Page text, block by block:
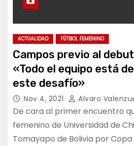
ACTUALIDAD FÚTBOL FEMENINO
Campos previo al
«Todo el equipo está
este desafío»
Nov 4, 2021 Alvaro
De cara al primer encuentro
femenino de Universidad de
Tomayapo de Bolivia por